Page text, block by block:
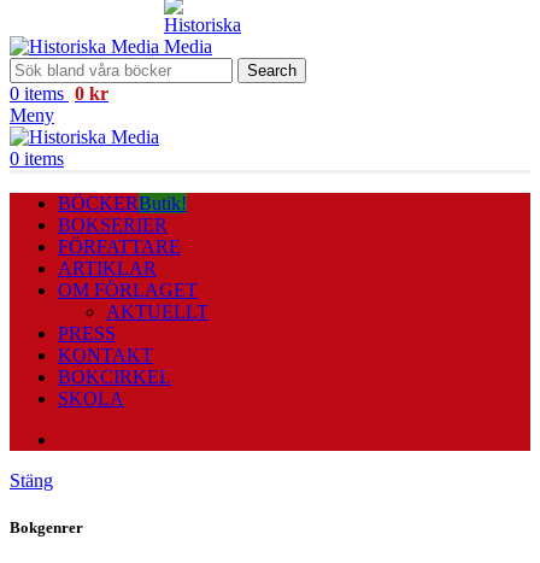
Search
0 items 0 kr
Meny
0 items
BÖCKERButik!
BOKSERIER
FÖRFATTARE
ARTIKLAR
OM FÖRLAGET
AKTUELLT
PRESS
KONTAKT
BOKCIRKEL
SKOLA
Stäng
Bokgenrer